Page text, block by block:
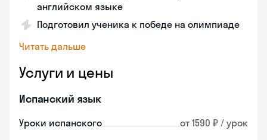
английском языке
Подготовил ученика к победе на олимпиаде
Читать дальше
Услуги и цены
Испанский язык
Уроки испанского от 1590 ₽ / урок